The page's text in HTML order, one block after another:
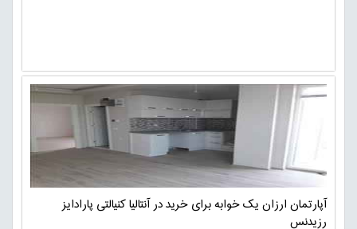
آپارتمان ارزان یک خوابه برای خرید در آنتالیا کنیالتی پارادایز
رزیدنس